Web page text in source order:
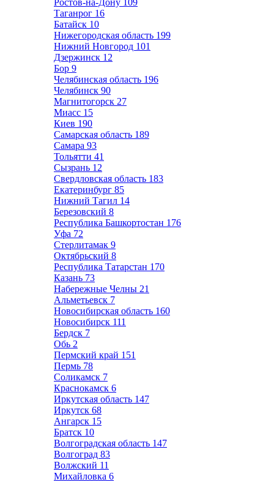
Ростов-на-Дону 109
Таганрог 16
Батайск 10
Нижегородская область 199
Нижний Новгород 101
Дзержинск 12
Бор 9
Челябинская область 196
Челябинск 90
Магнитогорск 27
Миасс 15
Киев 190
Самарская область 189
Самара 93
Тольятти 41
Сызрань 12
Свердловская область 183
Екатеринбург 85
Нижний Тагил 14
Березовский 8
Республика Башкортостан 176
Уфа 72
Стерлитамак 9
Октябрьский 8
Республика Татарстан 170
Казань 73
Набережные Челны 21
Альметьевск 7
Новосибирская область 160
Новосибирск 111
Бердск 7
Обь 2
Пермский край 151
Пермь 78
Соликамск 7
Краснокамск 6
Иркутская область 147
Иркутск 68
Ангарск 15
Братск 10
Волгоградская область 147
Волгоград 83
Волжский 11
Михайловка 6